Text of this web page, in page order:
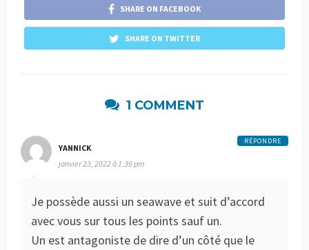
SHARE ON FACEBOOK
SHARE ON TWITTER
1 COMMENT
YANNICK
janvier 23, 2022 à 1:36 pm
Je possède aussi un seawave et suit d’accord
avec vous sur tous les points sauf un.
Un est antagoniste de dire d’un côté que le
RÉPONDRE